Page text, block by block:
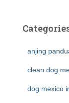
anjing
clean dog
dog mexico